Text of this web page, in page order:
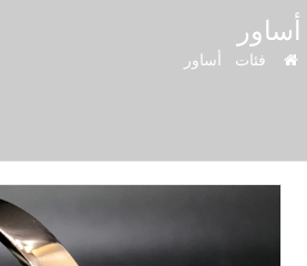
»فئات»أساور